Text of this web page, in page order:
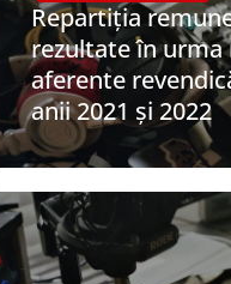
Repartiția
rezultate în urma
aferente
anii 2021 și 2022
UPFR